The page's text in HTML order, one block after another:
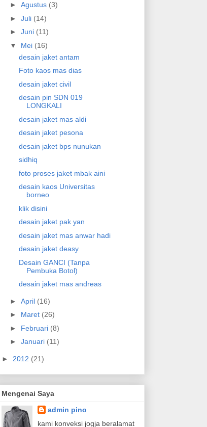
►Agustus (3)
►Juli (14)
►Juni (11)
▼ Mei (16)
desain jaket antam
Foto kaos mas dias
desain jaket civil
desain pin SDN 019
LONGKALI
desain jaket mas aldi
desain jaket pesona
desain jaket bps nunukan
sidhiq
foto proses jaket mbak aini
desain kaos Universitas
borneo
klik disini
desain jaket pak yan
desain jaket mas anwar hadi
desain jaket deasy
Desain GANCI (Tanpa
Pembuka Botol)
desain jaket mas andreas
►April (16)
► Maret (26)
► Februari (8)
►Januari (11)
► 2012 (21)
Mengenai Saya
admin pino
kami konveksi jogja beralamat